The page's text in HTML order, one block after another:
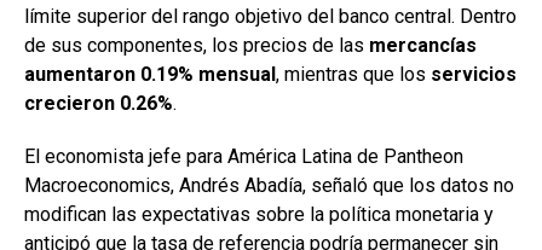
límite superior del rango objetivo del banco central. Dentro
de sus componentes, los precios de las mercancías
aumentaron 0.19% mensual, mientras que los servicios
crecieron 0.26%.
El economista jefe para América Latina de Pantheon
Macroeconomics, Andrés Abadía, señaló que los datos no
modifican las expectativas sobre la política monetaria y
anticipó que la tasa de referencia podría permanecer sin